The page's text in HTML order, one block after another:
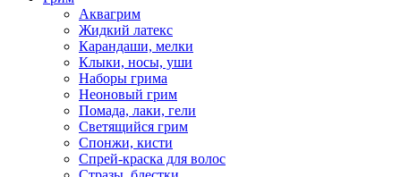
Аквагрим
Жидкий латекс
Карандаши, мелки
Клыки, носы, уши
Наборы грима
Неоновый грим
Помада, лаки, гели
Светящийся грим
Спонжи, кисти
Спрей-краска для волос